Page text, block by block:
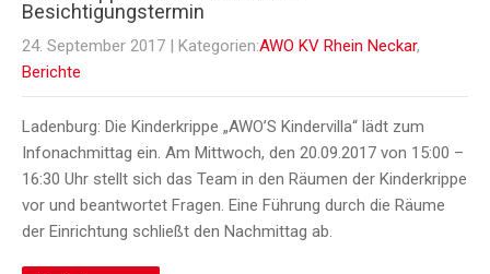
Besichtigungstermin
24. September 2017 | Kategorien:AWO KV Rhein Neckar,
Berichte
Ladenburg: Die Kinderkrippe „AWO’S Kindervilla“ lädt zum
Infonachmittag ein. Am Mittwoch, den 20.09.2017 von 15:00 –
16:30 Uhr stellt sich das Team in den Räumen der Kinderkrippe
vor und beantwortet Fragen. Eine Führung durch die Räume
der Einrichtung schließt den Nachmittag ab.